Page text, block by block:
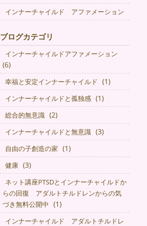
インナーチャイルド アファメーション
ブログカテゴリ
インナーチャイルドアファメーション
(6)
幸福と安定インナーチャイルド (1)
インナーチャイルドと孤独感 (1)
総合的無意識 (2)
インナーチャイルドと無意識 (3)
自由の子創造の家 (1)
健康 (3)
ネット講座PTSDとインナーチャイルドか
らの回復 アダルトチルドレンからの気
づき無料公開中 (1)
インナーチャイルド アダルトチルドレ